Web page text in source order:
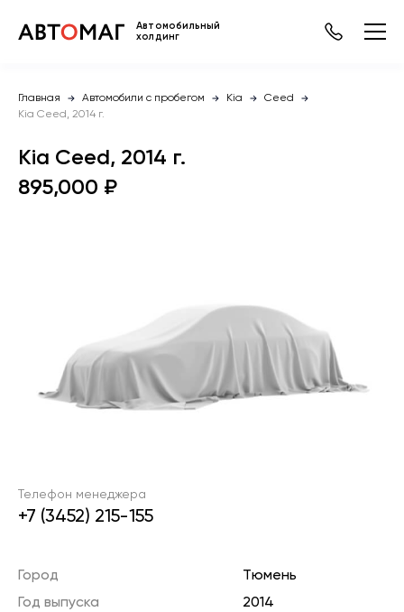
Автомобильный
холдинг
Главная Автомобили с пробегом Kia
Ceed
Kia Ceed, 2014 г.
Kia Ceed, 2014 г.
895,000 ₽
Телефон менеджера
+7 (3452) 215-155
Город
Тюмень
Год выпуска
2014